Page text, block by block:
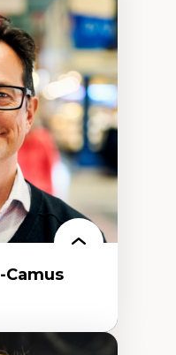
de la
administratives
et
Camus